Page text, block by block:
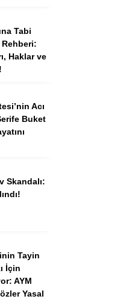
Tabi
Rehberi:
Haklar ve
Acı
Buket
Skandalı:
Tayin
İçin
AYM
Yasal